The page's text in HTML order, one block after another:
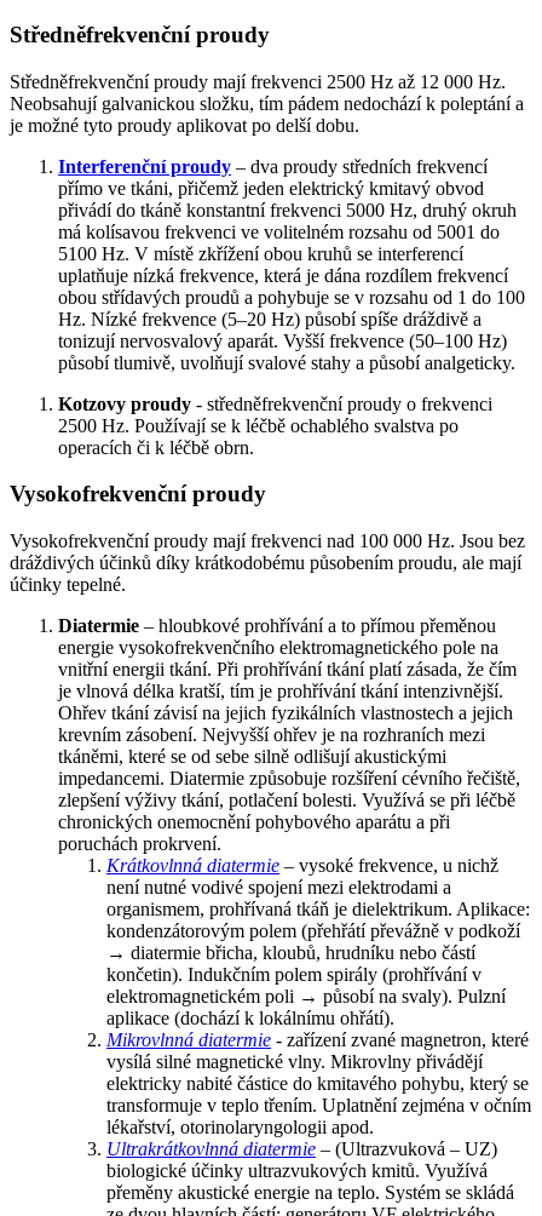
Středněfrekvenční proudy
Středněfrekvenční proudy mají frekvenci 2500 Hz až 12 000 Hz.
Neobsahují galvanickou složku, tím pádem nedochází k poleptání a
je možné tyto proudy aplikovat po delší dobu.
Interferenční proudy – dva proudy středních frekvencí
přímo ve tkáni, přičemž jeden elektrický kmitavý obvod
přivádí do tkáně konstantní frekvenci 5000 Hz, druhý okruh
má kolísavou frekvenci ve volitelném rozsahu od 5001 do
5100 Hz. V místě zkřížení obou kruhů se interferencí
uplatňuje nízká frekvence, která je dána rozdílem frekvencí
obou střídavých proudů a pohybuje se v rozsahu od 1 do 100
Hz. Nízké frekvence (5–20 Hz) působí spíše dráždivě a
tonizují nervosvalový aparát. Vyšší frekvence (50–100 Hz)
působí tlumivě, uvolňují svalové stahy a působí analgeticky.
Kotzovy proudy - středněfrekvenční proudy o frekvenci
2500 Hz. Používají se k léčbě ochablého svalstva po
operacích či k léčbě obrn.
Vysokofrekvenční proudy
Vysokofrekvenční proudy mají frekvenci nad 100 000 Hz. Jsou bez
dráždivých účinků díky krátkodobému působením proudu, ale mají
účinky tepelné.
Diatermie – hloubkové prohřívání a to přímou přeměnou
energie vysokofrekvenčního elektromagnetického pole na
vnitřní energii tkání. Při prohřívání tkání platí zásada, že čím
je vlnová délka kratší, tím je prohřívání tkání intenzivnější.
Ohřev tkání závisí na jejich fyzikálních vlastnostech a jejich
krevním zásobení. Nejvyšší ohřev je na rozhraních mezi
tkáněmi, které se od sebe silně odlišují akustickými
impedancemi. Diatermie způsobuje rozšíření cévního řečiště,
zlepšení výživy tkání, potlačení bolesti. Využívá se při léčbě
chronických onemocnění pohybového aparátu a při
poruchách prokrvení.
Krátkovlnná diatermie – vysoké frekvence, u nichž
není nutné vodivé spojení mezi elektrodami a
organismem, prohřívaná tkáň je dielektrikum. Aplikace:
kondenzátorovým polem (přehřátí převážně v podkoží
→ diatermie břicha, kloubů, hrudníku nebo částí
končetin). Indukčním polem spirály (prohřívání v
elektromagnetickém poli → působí na svaly). Pulzní
aplikace (dochází k lokálnímu ohřátí).
Mikrovlnná diatermie - zařízení zvané magnetron, které
vysílá silné magnetické vlny. Mikrovlny přivádějí
elektricky nabité částice do kmitavého pohybu, který se
transformuje v teplo třením. Uplatnění zejména v očním
lékařství, otorinolaryngologii apod.
Ultrakrátkovlnná diatermie – (Ultrazvuková – UZ)
biologické účinky ultrazvukových kmitů. Využívá
přeměny akustické energie na teplo. Systém se skládá